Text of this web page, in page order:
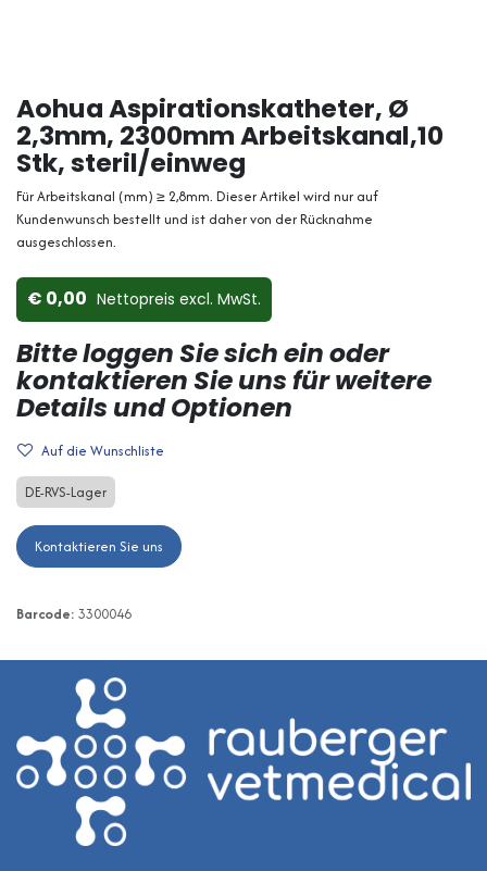
Aohua Aspirationskatheter, Ø
2,3mm, 2300mm Arbeitskanal,10
Stk, steril/einweg
Für Arbeitskanal (mm) ≥ 2,8mm. Dieser Artikel wird nur auf
Kundenwunsch bestellt und ist daher von der Rücknahme
ausgeschlossen.
0,00 Nettopreis ex​cl. MwSt.
Bitte loggen Sie sich ein oder
kontaktieren Sie uns für weitere
Details und Optionen
Auf die Wunschliste
DE-RVS-Lager
Kontaktieren Sie uns
Barcode: 3300046